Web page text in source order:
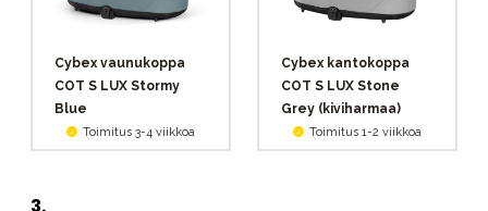
Cybex vaunukoppa
COT S LUX Stormy
Blue
Toimitus 3-4 viikkoa
Cybex kantokoppa
COT S LUX Stone
Grey (kiviharmaa)
Toimitus 1-2 viikkoa